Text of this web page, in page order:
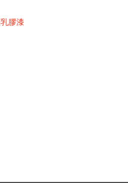
膠漆